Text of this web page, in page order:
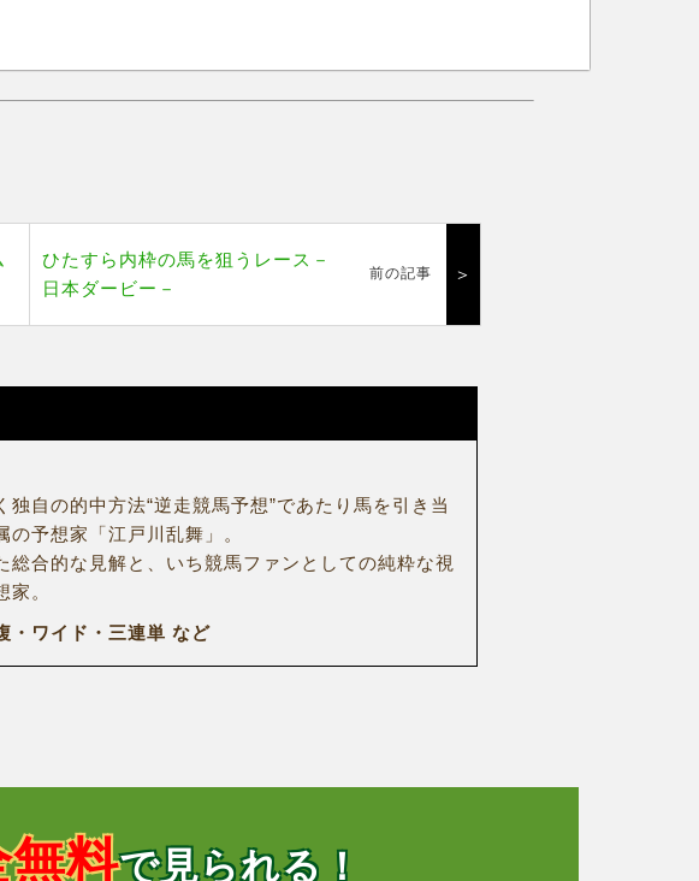
ひたすら内枠の馬を狙うレース－
日本ダービー－
前の記事 ＞
独自の的中方法“逆走競馬予想”であたり馬を引き当
予想家「江戸川乱舞」。
総合的な見解と、いち競馬ファンとしての純粋な視
。
・ワイド・三連単 など
無料で見られる！